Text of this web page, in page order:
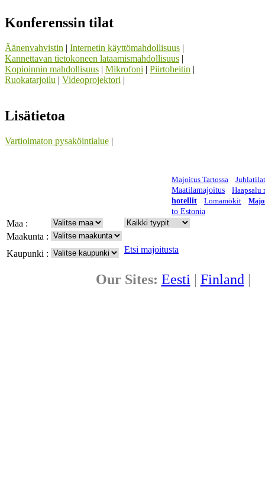
Konferenssin tilat
Äänenvahvistin | Internetin käyttömahdollisuus |
Kannettavan tietokoneen lataamismahdollisuus |
Kopioinnin mahdollisuus | Mikrofoni | Piirtoheitin |
Ruokatarjoilu | Videoprojektori |
Lisätietoa
Vartioimaton pysaköintialue |
Majoitus Tartossa
Juhlatilat
Maatilamajoitus
Haapsalu
hotellit
Lomamökit
to Estonia
Maa :
Maakunta :
Kaupunki :
Etsi majoitusta
Our Sites: Eesti | Finland |